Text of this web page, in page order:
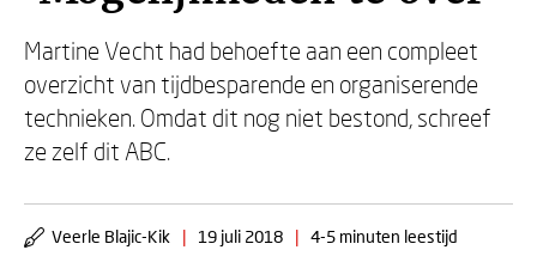
Martine Vecht had behoefte aan een compleet
overzicht van tijdbesparende en organiserende
technieken. Omdat dit nog niet bestond, schreef
ze zelf dit ABC.
Veerle Blajic-Kik | 19 juli 2018 | 4-5 minuten leestijd